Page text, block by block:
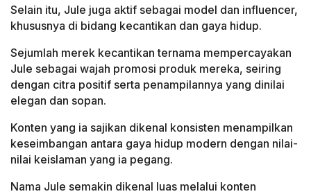
Selain itu, Jule juga aktif sebagai model dan influencer,
khususnya di bidang kecantikan dan gaya hidup.
Sejumlah merek kecantikan ternama mempercayakan
Jule sebagai wajah promosi produk mereka, seiring
dengan citra positif serta penampilannya yang dinilai
elegan dan sopan.
Konten yang ia sajikan dikenal konsisten menampilkan
keseimbangan antara gaya hidup modern dengan nilai-
nilai keislaman yang ia pegang.
Nama Jule semakin dikenal luas melalui konten